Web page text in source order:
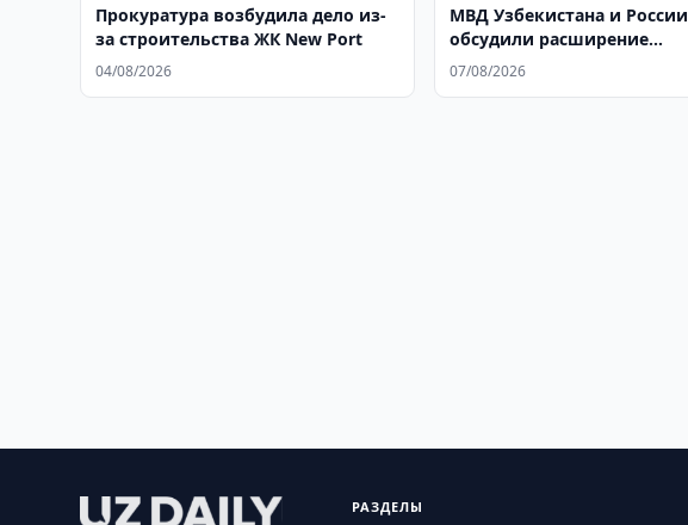
Прокуратура возбудила дело из-
за строительства ЖК New Port
04/08/2026
МВД Узбекистана и России
обсудили расширение
сотрудничества
07/08/2026
РАЗДЕЛЫ